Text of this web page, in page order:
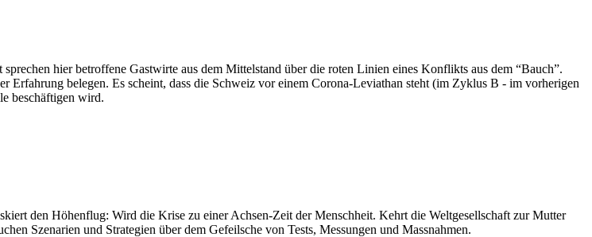
hier betroffene Gastwirte aus dem Mittelstand über die roten Linien eines Konflikts aus dem “Bauch”.
belegen. Es scheint, dass die Schweiz vor einem Corona-Leviathan steht (im Zyklus B - im vorherigen
beschäftigen wird.
den Höhenflug: Wird die Krise zu einer Achsen-Zeit der Menschheit. Kehrt die Weltgesellschaft zur Mutter
Szenarien und Strategien über dem Gefeilsche von Tests, Messungen und Massnahmen.